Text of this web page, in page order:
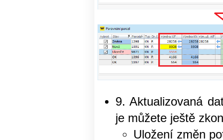
9. Aktualizovaná
je můžete ještě
Uložení změn